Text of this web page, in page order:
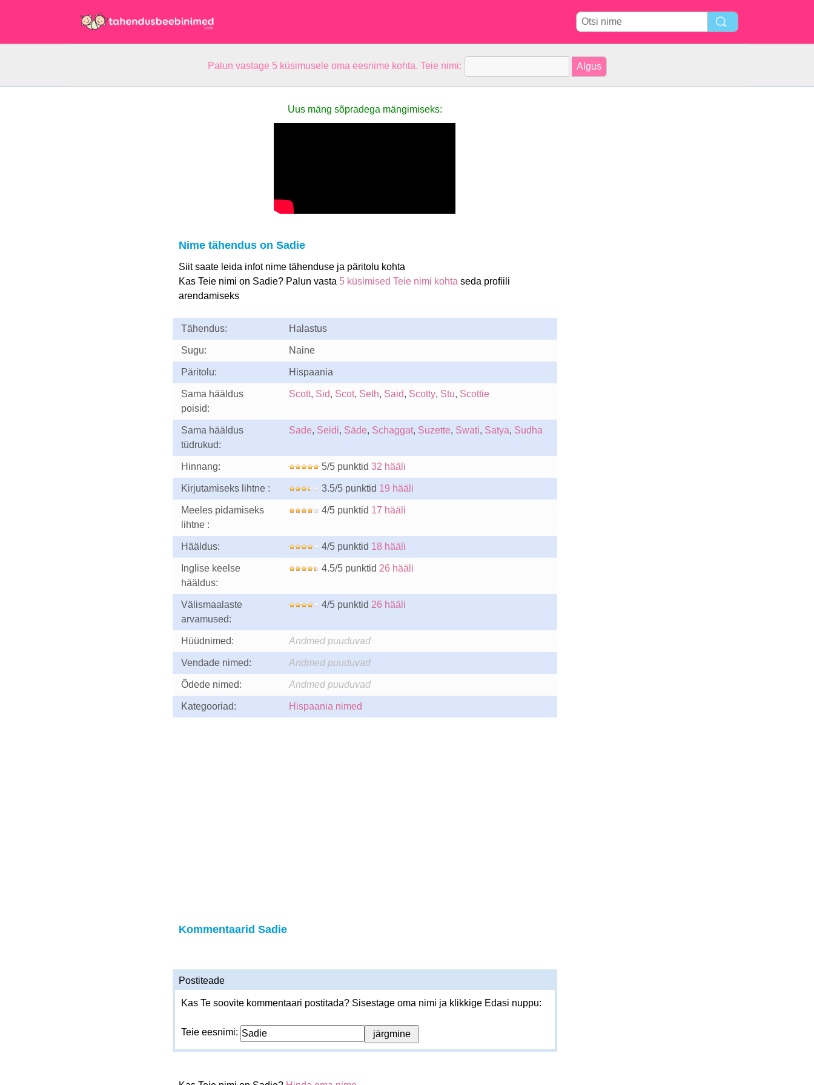
Palun vastage 5 küsimusele oma eesnime kohta. Teie nimi:
Uus mäng sõpradega mängimiseks:
Nime tähendus on Sadie
Siit saate leida infot nime tähenduse ja päritolu kohta
Kas Teie nimi on Sadie? Palun vasta 5 küsimised Teie nimi kohta seda profiili
arendamiseks
Tähendus: Halastus
Sugu: Naine
Päritolu: Hispaania
Sama hääldus
poisid:
Scott, Sid, Scot, Seth, Said, Scotty, Stu, Scottie
Sama hääldus
tüdrukud:
Sade, Seidi, Säde, Schaggat, Suzette, Swati, Satya, Sudha
Hinnang: 5/5 punktid 32 hääli
Kirjutamiseks lihtne : 3.5/5 punktid 19 hääli
Meeles pidamiseks
lihtne :
4/5 punktid 17 hääli
Hääldus: 4/5 punktid 18 hääli
Inglise keelse
hääldus:
4.5/5 punktid 26 hääli
Välismaalaste
arvamused:
4/5 punktid 26 hääli
Hüüdnimed: Andmed puuduvad
Vendade nimed: Andmed puuduvad
Õdede nimed: Andmed puuduvad
Kategooriad: Hispaania nimed
Kommentaarid Sadie
Postiteade
Kas Te soovite kommentaari postitada? Sisestage oma nimi ja klikkige Edasi nuppu:
Teie eesnimi: